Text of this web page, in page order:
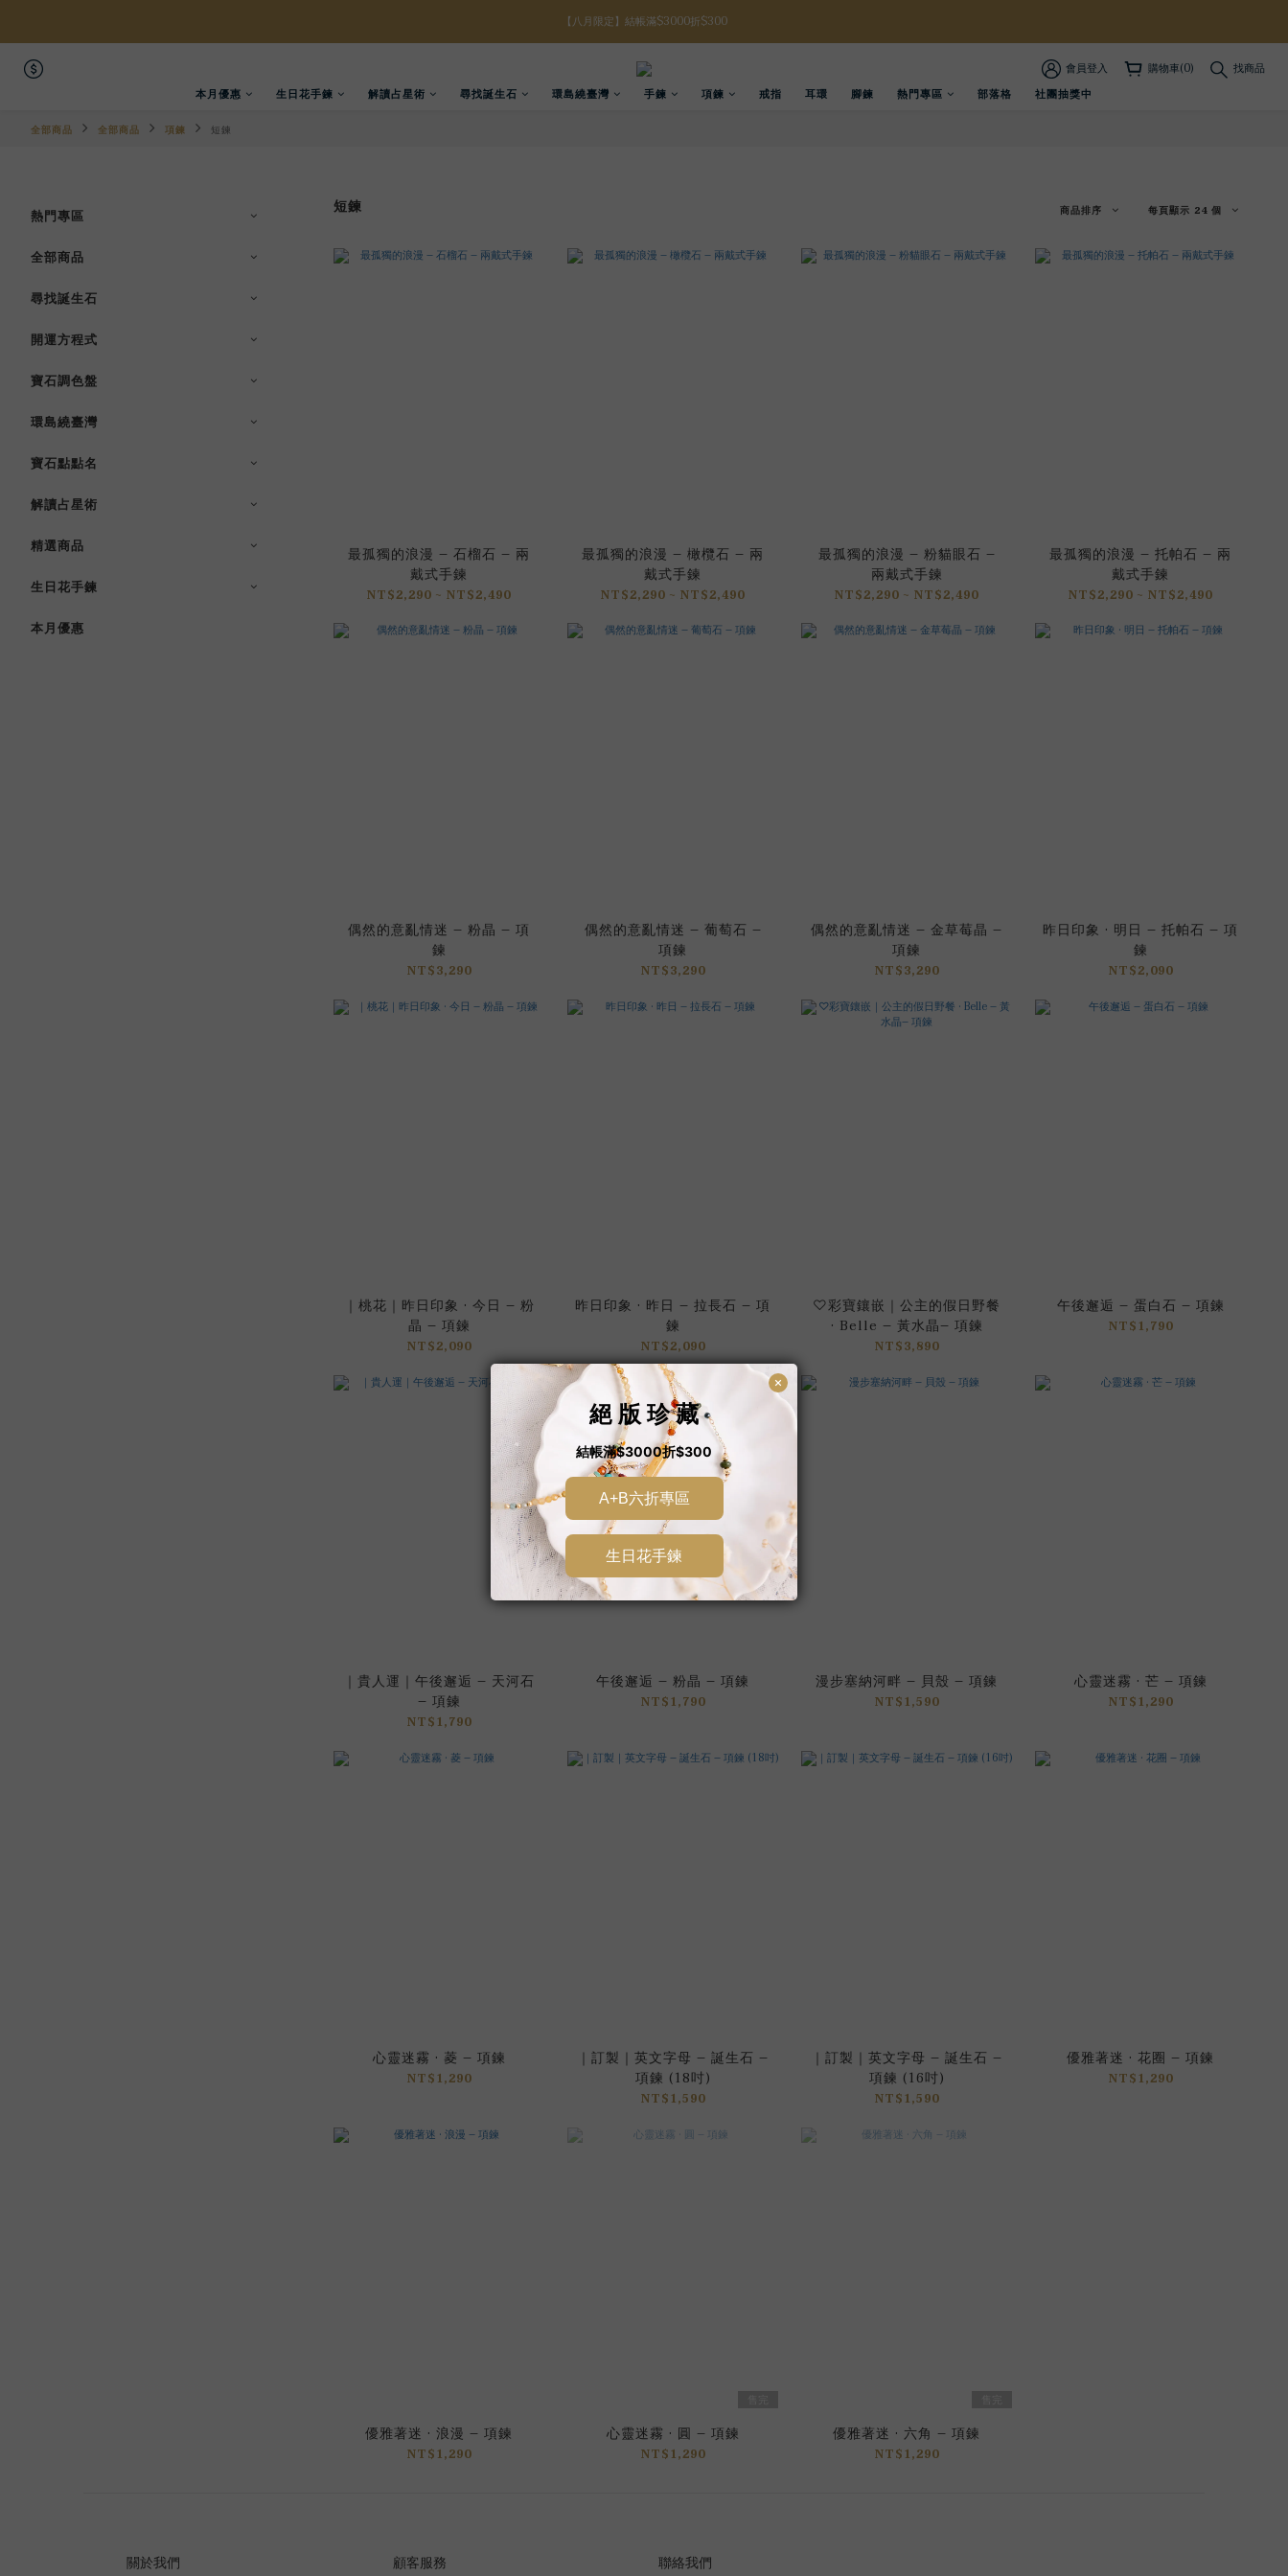
【八月限定】結帳滿$3000折$300
【八月限定】結帳滿$3000折$300
【註冊禮金】新註冊會員贈$100購物金 會員登入 購物車(0)
找商品
本月優惠
生日花手鍊 解讀占星術 尋找誕生石 環島繞臺灣 手鍊 項鍊 戒指 耳環 腳鍊 熱門專區 部落格 社團抽獎中
全部商品 全部商品 項鍊 短鍊
熱門專區
全部商品
尋找誕生石
開運方程式
寶石調色盤
環島繞臺灣
寶石點點名
解讀占星術
精選商品
生日花手鍊
本月優惠
短鍊 商品排序 每頁顯示 24 個
最孤獨的浪漫 – 石榴石 – 兩
戴式手鍊
NT$2,290 ~ NT$2,490
最孤獨的浪漫 – 橄欖石 – 兩
戴式手鍊
NT$2,290 ~ NT$2,490
最孤獨的浪漫 – 粉貓眼石 –
兩戴式手鍊
NT$2,290 ~ NT$2,490
最孤獨的浪漫 – 托帕石 – 兩
戴式手鍊
NT$2,290 ~ NT$2,490
偶然的意亂情迷 – 粉晶 – 項
鍊
NT$3,290
偶然的意亂情迷 – 葡萄石 –
項鍊
NT$3,290
偶然的意亂情迷 – 金草莓晶 –
項鍊
NT$3,290
昨日印象 · 明日 – 托帕石 – 項
鍊
NT$2,090
｜桃花｜昨日印象 · 今日 – 粉
晶 – 項鍊
NT$2,090
昨日印象 · 昨日 – 拉長石 – 項
鍊
NT$2,090
♡彩寶鑲嵌｜公主的假日野餐
· Belle – 黃水晶– 項鍊
NT$3,890
午後邂逅 – 蛋白石 – 項鍊
NT$1,790
｜貴人運｜午後邂逅 – 天河石
– 項鍊
NT$1,790
午後邂逅 – 粉晶 – 項鍊
NT$1,790
漫步塞納河畔 – 貝殼 – 項鍊
NT$1,590
心靈迷霧 · 芒 – 項鍊
NT$1,290
心靈迷霧 · 菱 – 項鍊
NT$1,290
｜訂製｜英文字母 – 誕生石 –
項鍊 (18吋)
NT$1,590
｜訂製｜英文字母 – 誕生石 –
項鍊 (16吋)
NT$1,590
優雅著迷 · 花圈 – 項鍊
NT$1,290
優雅著迷 · 浪漫 – 項鍊
NT$1,290
心靈迷霧 · 圓 – 項鍊
NT$1,290
優雅著迷 · 六角 – 項鍊
NT$1,290
關於我們 顧客服務 聯絡我們